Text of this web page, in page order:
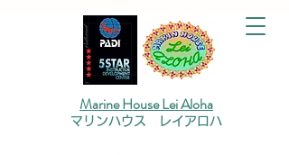
Marine House Lei Aloha
マリンハウス レイアロハ